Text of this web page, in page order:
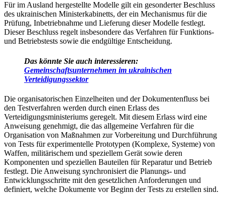
Für im Ausland hergestellte Modelle gilt ein gesonderter Beschluss
des ukrainischen Ministerkabinetts, der ein Mechanismus für die
Prüfung, Inbetriebnahme und Lieferung dieser Modelle festlegt.
Dieser Beschluss regelt insbesondere das Verfahren für Funktions-
und Betriebstests sowie die endgültige Entscheidung.
Das könnte Sie auch interessieren:
Gemeinschaftsunternehmen im ukrainischen
Verteidigungssektor
Die organisatorischen Einzelheiten und der Dokumentenfluss bei
den Testverfahren werden durch einen Erlass des
Verteidigungsministeriums geregelt. Mit diesem Erlass wird eine
Anweisung genehmigt, die das allgemeine Verfahren für die
Organisation von Maßnahmen zur Vorbereitung und Durchführung
von Tests für experimentelle Prototypen (Komplexe, Systeme) von
Waffen, militärischem und speziellem Gerät sowie deren
Komponenten und speziellen Bauteilen für Reparatur und Betrieb
festlegt. Die Anweisung synchronisiert die Planungs- und
Entwicklungsschritte mit den gesetzlichen Anforderungen und
definiert, welche Dokumente vor Beginn der Tests zu erstellen sind.